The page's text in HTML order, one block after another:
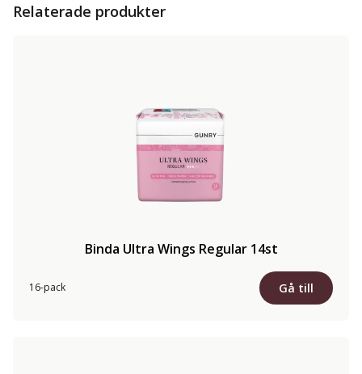
Relaterade produkter
Binda Ultra Wings Regular 14st
16-pack Gå till